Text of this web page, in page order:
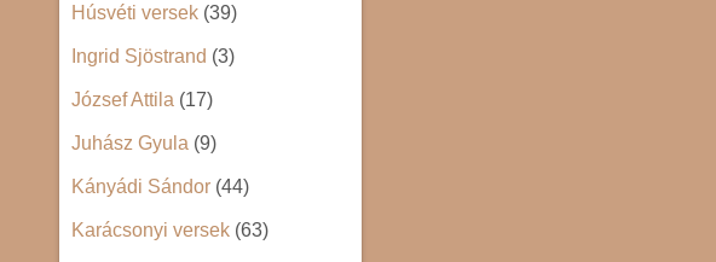
Húsvéti versek (39)
Ingrid Sjöstrand (3)
József Attila (17)
Juhász Gyula (9)
Kányádi Sándor (44)
Karácsonyi versek (63)